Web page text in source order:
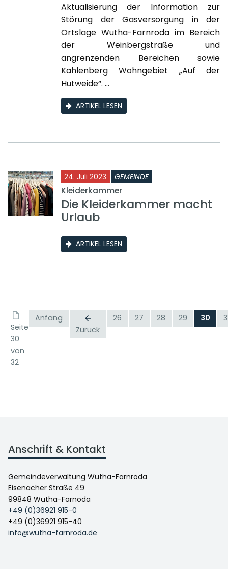
Aktualisierung der Information zur
Störung der Gasversorgung in der
Ortslage Wutha-Farnroda im Bereich
der Weinbergstraße und
angrenzenden Bereichen sowie
Kahlenberg Wohngebiet „Auf der
Hutweide“. ...
ARTIKEL LESEN
24. Juli 2023 GEMEINDE
Kleiderkammer
Die Kleiderkammer macht
Urlaub
ARTIKEL LESEN
Seite
30
von
32
Anfang
Zurück
26 27 28 29 30
Anschrift & Kontakt
Gemeindeverwaltung Wutha-Farnroda
Eisenacher Straße 49
99848 Wutha-Farnoda
+49 (0)36921 915-0
+49 (0)36921 915-40
info@wutha-farnroda.de